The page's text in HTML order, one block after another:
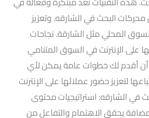
البحث في الشارقه. وتعزيز
المحلي مثل الشارقة. نجاحات
على الإنترنت في السوق المتنامي
أقدم لك خطوات عامة يمكن لأي
لتعزيز حضور عملائها على الإنترنت
الشارقه: استراتيجيات محتوى
يحقق الاهتمام والتفاعل من